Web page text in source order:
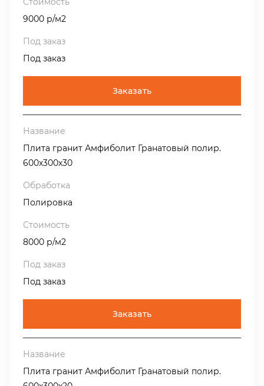
9000 р/м2
Под заказ
Заказать
Плита гранит Амфиболит Гранатовый полир.
600х300х30
Полировка
8000 р/м2
Под заказ
Заказать
Плита гранит Амфиболит Гранатовый полир.